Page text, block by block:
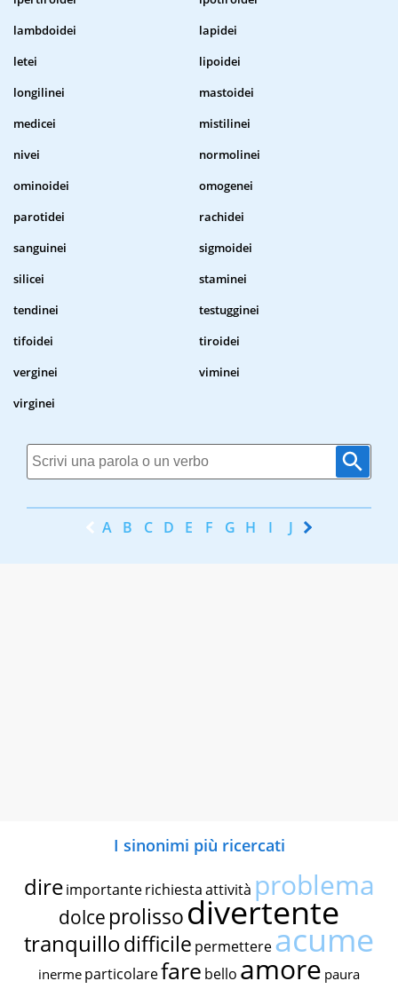
lambdoidei
lapidei
letei
lipoidei
longilinei
mastoidei
medicei
mistilinei
nivei
normolinei
ominoidei
omogenei
parotidei
rachidei
sanguinei
sigmoidei
silicei
staminei
tendinei
testugginei
tifoidei
tiroidei
verginei
viminei
virginei
A B C D E F G H I J K
I sinonimi più ricercati
dire importante richiestaattività problema
dolce prolissodivertente
tranquillodifficile permettereacume
inerme particolarefare bello amore paura